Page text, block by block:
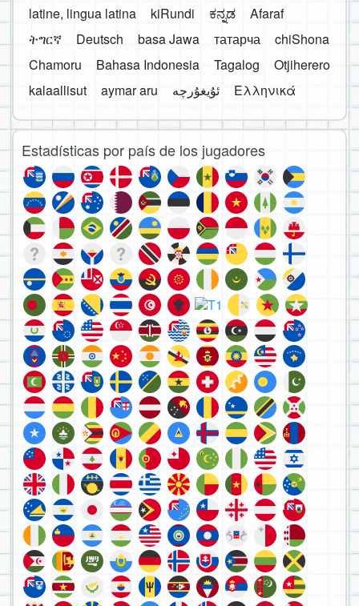
latine, lingua latina
kiRundi ಕನ್ನಡ
Afaraf
ትግርኛ
Deutsch basa Jawa татарча
chiShona
Chamoru
Bahasa Indonesia Tagalog
Otjiherero
kalaallisut
aymar aru Ελληνικά
Estadísticas por país de los jugadores